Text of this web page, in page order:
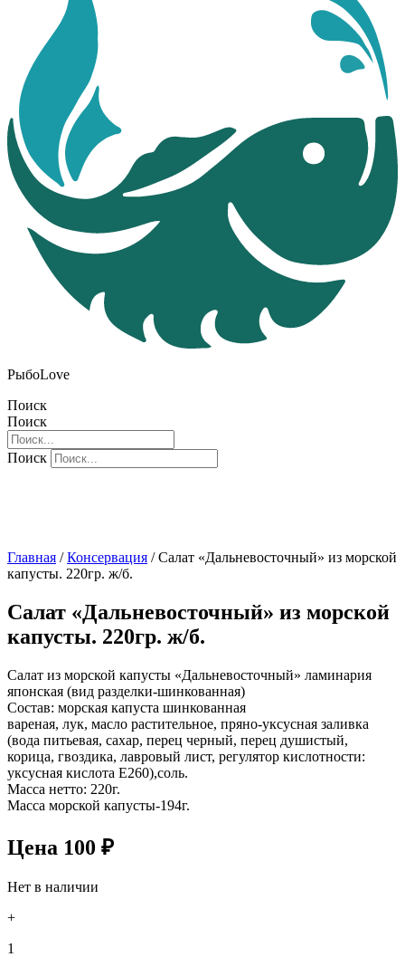
РыбоLove
Поиск
Поиск
Поиск
Главная /Консервация / Салат «Дальневосточный» из морской
капусты. 220гр. ж/б.
Салат «Дальневосточный» из морской
капусты. 220гр. ж/б.
Салат из морской капусты «Дальневосточный» ламинария
японская (вид разделки-шинкованная)
Состав: морская капуста шинкованная
вареная, лук, масло растительное, пряно-уксусная заливка
(вода питьевая, сахар, перец черный, перец душистый,
корица, гвоздика, лавровый лист, регулятор кислотности:
уксусная кислота Е260),соль.
Масса нетто: 220г.
Масса морской капусты-194г.
Цена 100 ₽
Нет в наличии
+
1